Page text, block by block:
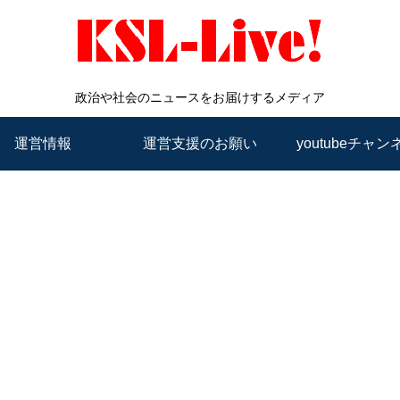
政治や社会のニュースをお届けするメディア
運営情報 運営支援のお願い youtubeチャン